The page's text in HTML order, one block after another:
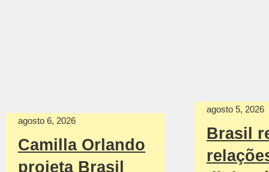
agosto 6, 2026
Camilla Orlando
projeta Brasil
agosto 5, 2026
Brasil